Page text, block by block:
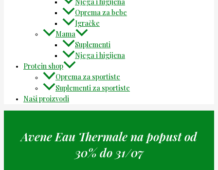
Oprema za bebe
Igračke
Mama
Suplementi
Njega i higijena
Protein shop
Oprema za sportiste
Suplementi za sportiste
Naši proizvodi
Avene Eau Thermale na popust od
30% do 31/07